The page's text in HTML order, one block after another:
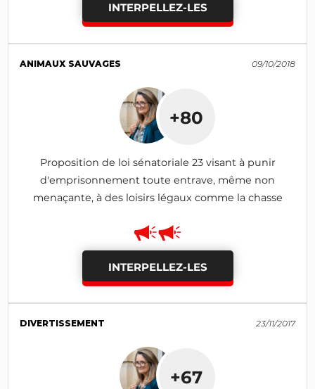
INTERPELLEZ-LES
ANIMAUX SAUVAGES 09/10/2018
+80
Proposition de loi sénatoriale 23 visant à punir
d'emprisonnement toute entrave, même non
menaçante, à des loisirs légaux comme la chasse
INTERPELLEZ-LES
DIVERTISSEMENT 23/11/2017
+67